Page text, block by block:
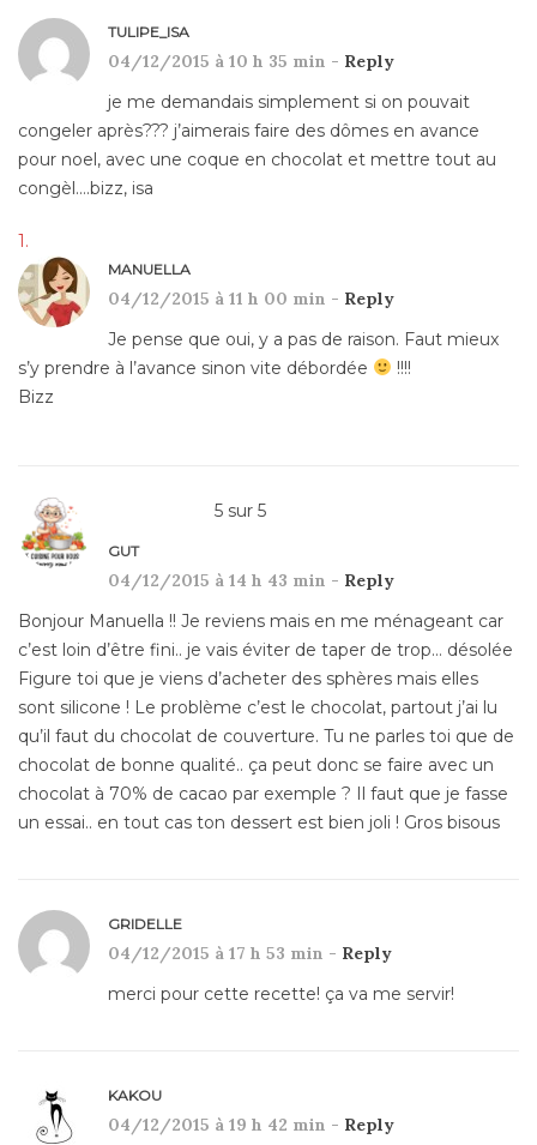
TULIPE_ISA
04/12/2015 à 10 h 35 min - Reply
je me demandais simplement si on pouvait
congeler après??? j’aimerais faire des dômes en avance
pour noel, avec une coque en chocolat et mettre tout au
congèl….bizz, isa
MANUELLA
04/12/2015 à 11 h 00 min - Reply
Je pense que oui, y a pas de raison. Faut mieux
s’y prendre à l’avance sinon vite débordée
!!!!
Bizz
5 sur 5
GUT
04/12/2015 à 14 h 43 min - Reply
Bonjour Manuella !! Je reviens mais en me ménageant car
c’est loin d’être fini.. je vais éviter de taper de trop… désolée
Figure toi que je viens d’acheter des sphères mais elles
sont silicone ! Le problème c’est le chocolat, partout j’ai lu
qu’il faut du chocolat de couverture. Tu ne parles toi que de
chocolat de bonne qualité.. ça peut donc se faire avec un
chocolat à 70% de cacao par exemple ? Il faut que je fasse
un essai.. en tout cas ton dessert est bien joli ! Gros bisous
GRIDELLE
04/12/2015 à 17 h 53 min - Reply
merci pour cette recette! ça va me servir!
KAKOU
04/12/2015 à 19 h 42 min - Reply